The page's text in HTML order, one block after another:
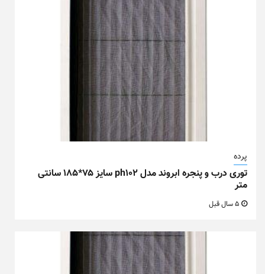
پرده
توری درب و پنجره ابروند مدل ph102 سایز ۷۵*۱۸۵ سانتی
متر